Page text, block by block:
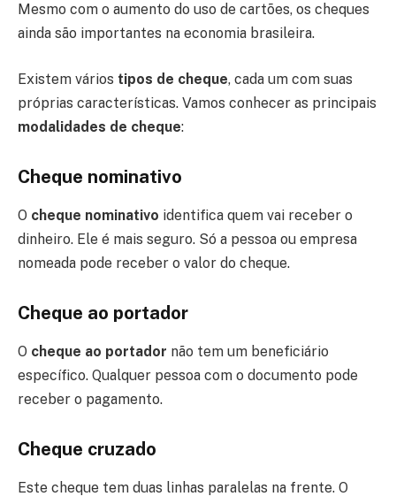
Mesmo com o aumento do uso de cartões, os cheques
ainda são importantes na economia brasileira.
Existem vários tipos de cheque, cada um com suas
próprias características. Vamos conhecer as principais
modalidades de cheque:
Cheque nominativo
O cheque nominativo identifica quem vai receber o
dinheiro. Ele é mais seguro. Só a pessoa ou empresa
nomeada pode receber o valor do cheque.
Cheque ao portador
O cheque ao portador não tem um beneficiário
específico. Qualquer pessoa com o documento pode
receber o pagamento.
Cheque cruzado
Este cheque tem duas linhas paralelas na frente. O